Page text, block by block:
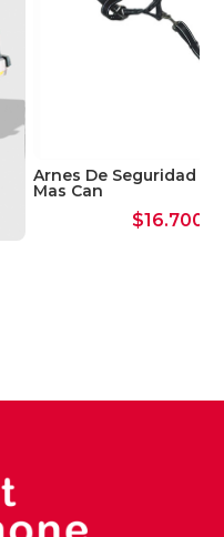
Arnes De Seguridad
Mas Can
$16.700